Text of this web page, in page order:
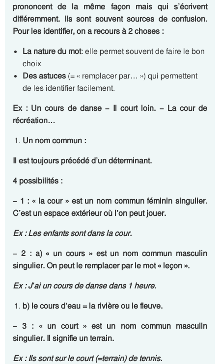
prononcent de la même façon mais qui s’écrivent
différemment. Ils sont souvent sources de confusion.
Pour les identifier, on a recours à 2 choses :
La nature du mot: elle permet souvent de faire le bon
choix
Des astuces (= « remplacer par… ») qui permettent
de les identifier facilement.
Ex : Uncours de danse – Ilcourtloin. – La courde
récréation…
Un nom commun :
Il est toujours précédé d’un déterminant.
4 possibilités :
– 1 : « la cour » est un nom commun féminin singulier.
C’est un espace extérieur où l’on peut jouer.
Ex : Les enfants sont dans lacour.
– 2 : a) « un cours » est un nom commun masculin
singulier.On peut le remplacer par le mot « leçon ».
Ex : J’ai uncoursde danse dans 1 heure.
b) le cours d’eau= la rivière ou le fleuve.
– 3 : « un court » est un nom commun masculin
singulier. Il signifie un terrain.
Ex : Ils sont sur lecourt (=terrain)de tennis.